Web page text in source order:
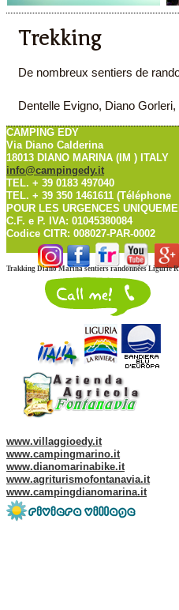
Trekking
De nombreux sentiers de
Dentelle Evigno, Diano
CAMPING EDY
Via Diano Calderina
18013 DIANO MARINA (IM ) ITALY
info@campingedy.it
TEL. + 39 0183 497040
TEL. + 39 350 1461611 (Téléphone
POUR LES URGENCES
C.F. e P. IVA: 01045380084
Codice CITR: 008027-PAR-0002
www.villaggioedy.it
www.campingmarino.it
www.dianomarinabike.it
www.agriturismofontanavia.it
www.campingdianomarina.it
Trakking Diano Marina sentiers randonnées Ligurie